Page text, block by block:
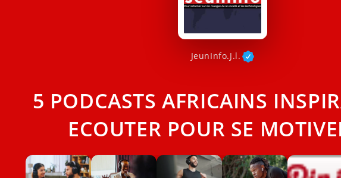
JeunInfo.J.l.
5 PODCASTS AFRICAINS
ECOUTER POUR SE